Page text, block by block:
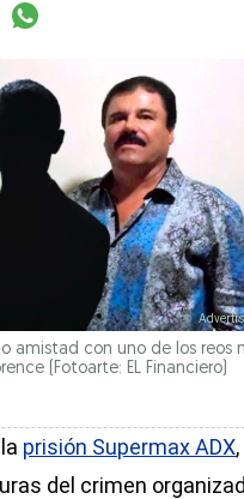
actual mediante Email
actual mediante
el artículo actual mediante
el artículo actual
Compartir el artículo actual
amistad con uno de los reos
(Fotoarte: EL Financiero)
prisión Supermax ADX
del crimen